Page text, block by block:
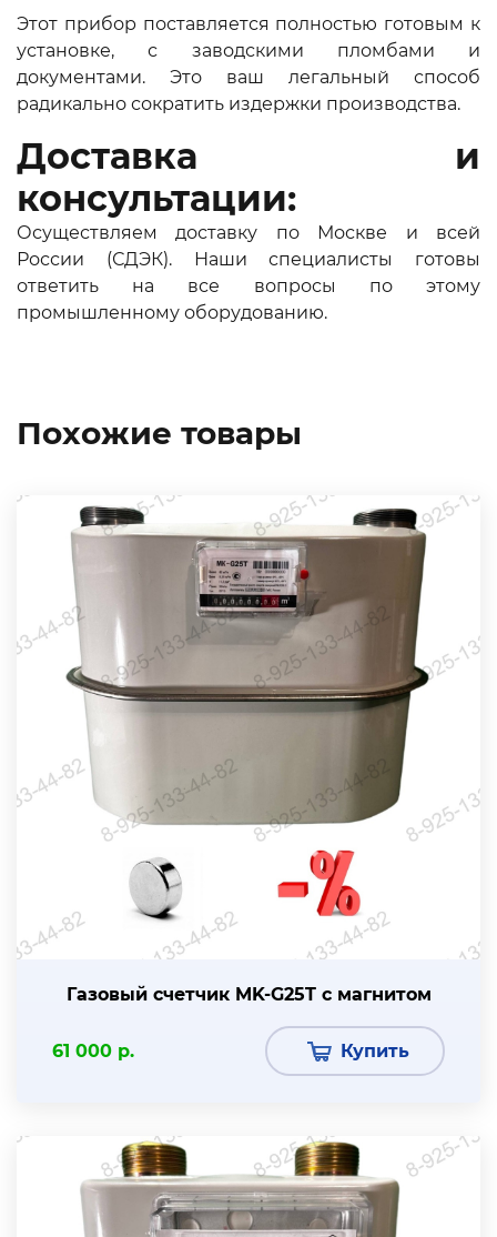
Этот прибор поставляется полностью готовым к
установке, с заводскими пломбами и
документами. Это ваш легальный способ
радикально сократить издержки производства.
Доставка и
консультации:
Осуществляем доставку по Москве и всей
России (СДЭК). Наши специалисты готовы
ответить на все вопросы по этому
промышленному оборудованию.
Похожие товары
Газовый счетчик MK-G25T с магнитом
61 000 р. Купить